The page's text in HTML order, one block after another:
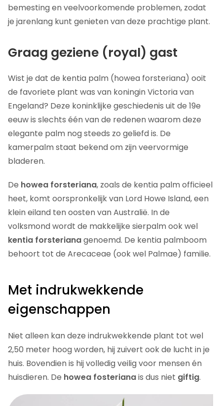
bemesting en veelvoorkomende problemen, zodat
je jarenlang kunt genieten van deze prachtige plant.
Graag geziene (royal) gast
Wist je dat de kentia palm (howea forsteriana) ooit
de favoriete plant was van koningin Victoria van
Engeland? Deze koninklijke geschiedenis uit de 19e
eeuw is slechts één van de redenen waarom deze
elegante palm nog steeds zo geliefd is. De
kamerpalm staat bekend om zijn veervormige
bladeren.
De howea forsteriana, zoals de kentia palm officieel
heet, komt oorspronkelijk van Lord Howe Island, een
klein eiland ten oosten van Australië. In de
volksmond wordt de makkelijke sierpalm ook wel
kentia forsterianagenoemd. De kentia palmboom
behoort tot de Arecaceae (ook wel Palmae) familie.
Met indrukwekkende
eigenschappen
Niet alleen kan deze indrukwekkende plant tot wel
2,50 meter hoog worden, hij zuivert ook de lucht in je
huis. Bovendien is hij volledig veilig voor mensen én
huisdieren. De howea fosterianais dus niet giftig.